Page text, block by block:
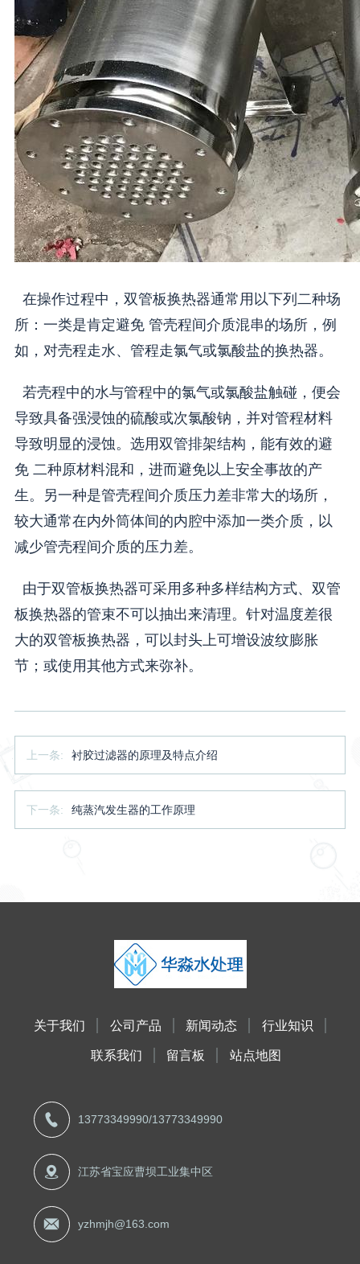
在操作过程中，双管板换热器通常用以下列二种场
所：一类是肯定避免 管壳程间介质混串的场所，例
如，对壳程走水、管程走氯气或氯酸盐的换热器。
若壳程中的水与管程中的氯气或氯酸盐触碰，便会
导致具备强浸蚀的硫酸或次氯酸钠，并对管程材料
导致明显的浸蚀。选用双管排架结构，能有效的避
免 二种原材料混和，进而避免以上安全事故的产
生。另一种是管壳程间介质压力差非常大的场所，
较大通常在内外筒体间的内腔中添加一类介质，以
减少管壳程间介质的压力差。
由于双管板换热器可采用多种多样结构方式、双管
板换热器的管束不可以抽出来清理。针对温度差很
大的双管板换热器，可以封头上可增设波纹膨胀
节；或使用其他方式来弥补。
上一条: 衬胶过滤器的原理及特点介绍
下一条: 纯蒸汽发生器的工作原理
关于我们 公司产品 新闻动态 行业知识
联系我们 留言板 站点地图
13773349990/13773349990
江苏省宝应曹坝工业集中区
yzhmjh@163.com